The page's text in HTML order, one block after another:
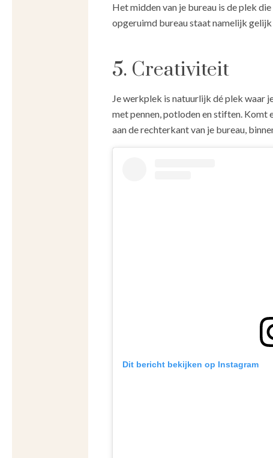
Het midden van je bureau is de plek
opgeruimd bureau staat namelijk
5. Creativiteit
Je werkplek is natuurlijk dé plek waar
met pennen, potloden en stiften. Komt
aan de rechterkant van je bureau,
Dit bericht bekijken op Instagram